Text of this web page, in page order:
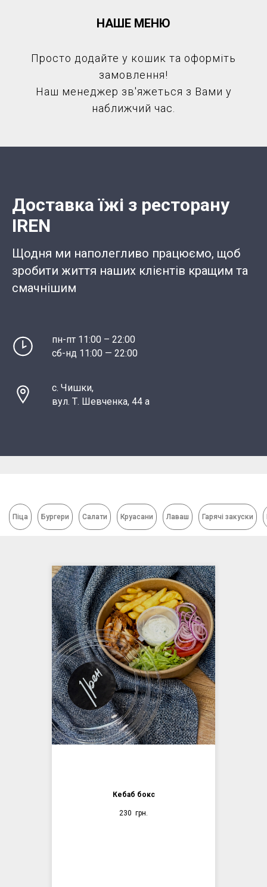
НАШЕ МЕНЮ
Просто додайте у кошик та оформіть
замовлення!
Наш менеджер зв'яжеться з Вами у
наближчий час.
Доставка їжі з ресторану
IREN
Щодня ми наполегливо працюємо, щоб
зробити життя наших клієнтів кращим та
смачнішим
пн-пт 11:00 – 22:00
сб-нд 11:00 — 22:00
с. Чишки,
вул. Т. Шевченка, 44 а
Піца Бургери Салати Круасани Лаваш Гарячі закуски
Кебаб бокс
230 грн.